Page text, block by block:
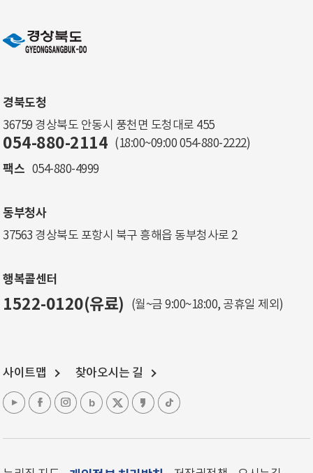
경북도청
36759 경상북도 안동시 풍천면 도청대로 455
054-880-2114 (18:00~09:00 054-880-2222)
팩스 054-880-4999
동부청사
37563 경상북도 포항시 북구 흥해읍 동부청사로 2
행복콜센터
1522-0120(유료) (월~금 9:00~18:00, 공휴일 제외)
사이트맵 찾아오시는 길